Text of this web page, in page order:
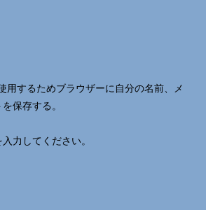
用するためブラウザーに自分の名前、メ
保存する。
力してください。